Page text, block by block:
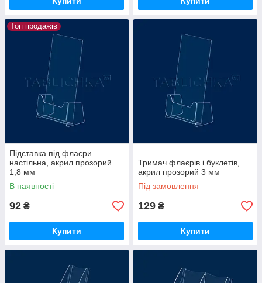
Топ продажів
Підставка під флаєри
настільна, акрил прозорий
1,8 мм
В наявності
92 ₴
Купити
Тримач флаєрів і буклетів,
акрил прозорий 3 мм
Під замовлення
129 ₴
Купити